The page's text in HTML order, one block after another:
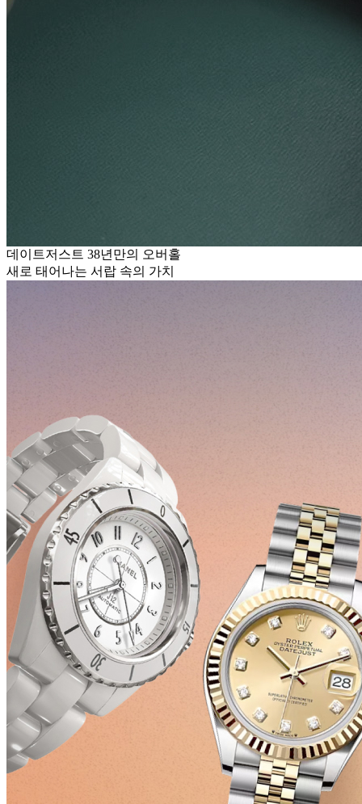
데이트저스트 38년만의 오버홀
새로 태어나는 서랍 속의 가치